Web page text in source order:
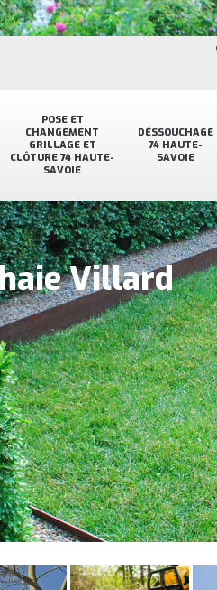
POSE ET
CHANGEMENT
GRILLAGE ET
CLÔTURE 74 HAUTE-
SAVOIE
DÉSSOUCHAGE
74 HAUTE-
SAVOIE
Villard